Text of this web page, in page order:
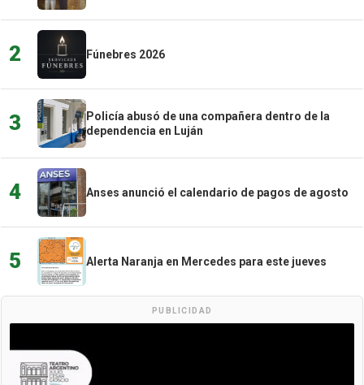
2 Fúnebres 2026
3
Policía abusó de una compañera dentro de la
dependencia en Luján
4 Anses anunció el calendario de pagos de agosto
5 Alerta Naranja en Mercedes para este jueves
PUBLICIDAD